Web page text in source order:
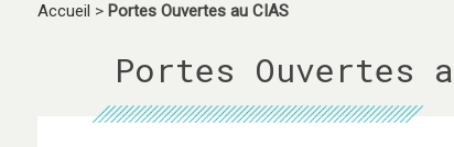
Accueil > Portes Ouvertes au CIAS
Portes Ouvertes